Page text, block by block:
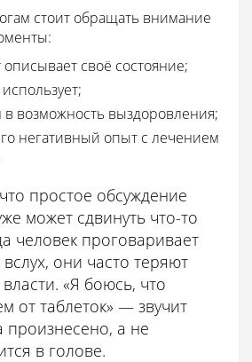
стоит обращать внимание
описывает своё состояние;
в возможность выздоровления;
негативный опыт с лечением
простое обсуждение
может сдвинуть что-то
человек проговаривает
они часто теряют
«Я боюсь, что
от таблеток» — звучит
произнесено, а не
в голове.